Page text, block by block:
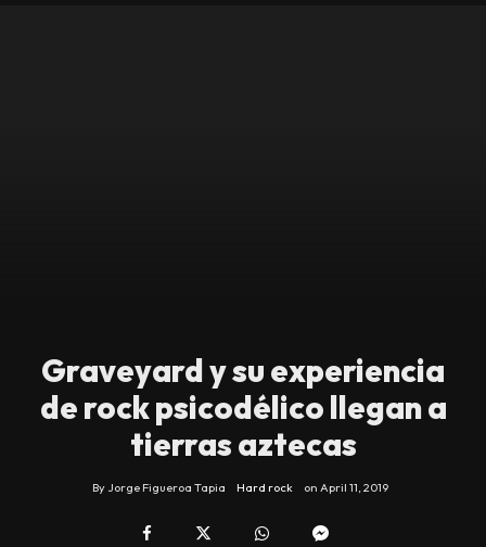
Graveyard y su experiencia
de rock psicodélico llegan a
tierras aztecas
By Jorge Figueroa Tapia Hard rock on April 11, 2019